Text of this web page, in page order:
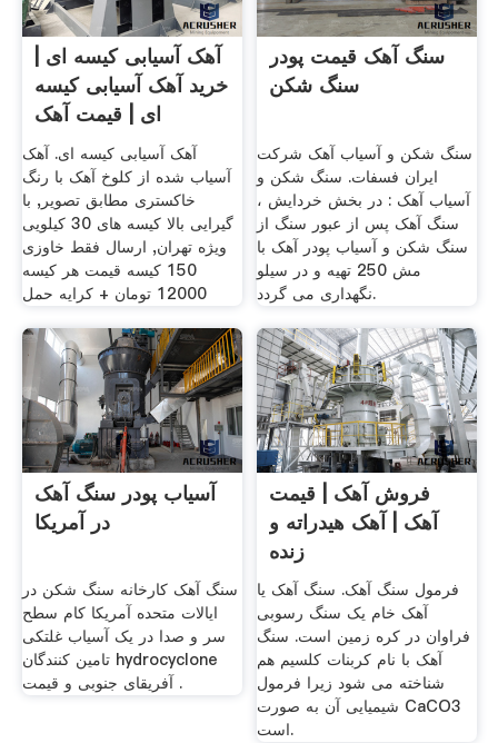
آهک آسیابی کیسه ای |
خرید آهک آسیابی کیسه
ای | قیمت آهک
آهک آسیابی کیسه ای. آهک
آسیاب شده از کلوخ آهک با رنگ
خاکستری مطابق تصویر, با
گیرایی بالا کیسه های 30 کیلویی
ویژه تهران, ارسال فقط خاوزی
150 کیسه قیمت هر کیسه
12000 تومان + کرایه حمل
سنگ آهک قیمت پودر
سنگ شکن
سنگ شکن و آسیاب آهک شرکت
ایران فسفات. سنگ شکن و
آسیاب آهک : در بخش خردایش ،
سنگ آهک پس از عبور سنگ از
سنگ شکن و آسیاب پودر آهک با
مش 250 تهیه و در سیلو
نگهداری می گردد.
آسیاب پودر سنگ آهک
در آمریکا
سنگ آهک کارخانه سنگ شکن در
ایالات متحده آمریکا کام سطح
سر و صدا در یک آسیاب غلتکی
تامین کنندگان hydrocyclone
آفریقای جنوبی و قیمت .
فروش آهک | قیمت
آهک | آهک هیدراته و
زنده
فرمول سنگ آهک. سنگ آهک یا
آهک خام یک سنگ رسوبی
فراوان در کره زمین است. سنگ
آهک با نام کربنات کلسیم هم
شناخته می شود زیرا فرمول
شیمیایی آن به صورت CaCO3
است.